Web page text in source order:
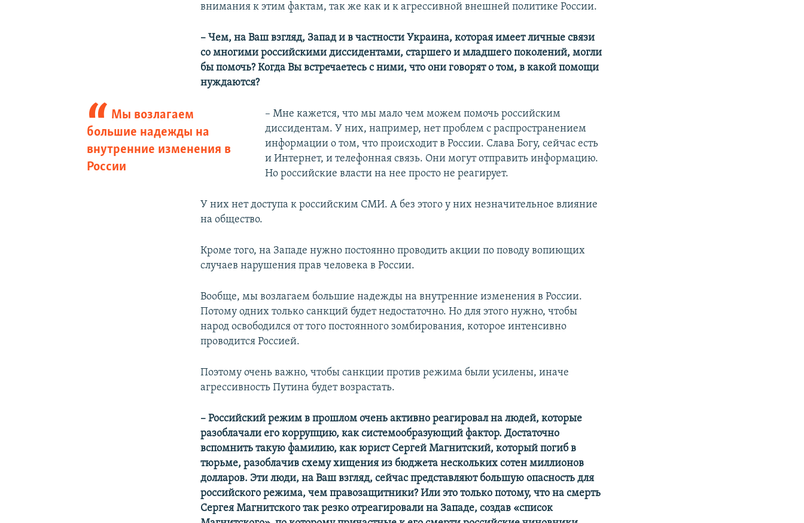
внимания к этим фактам, так же как и к агрессивной внешней политике России.
– Чем, на Ваш взгляд, Запад и в частности Украина, которая имеет личные связи
со многими российскими диссидентами, старшего и младшего поколений, могли
бы помочь? Когда Вы встречаетесь с ними, что они говорят о том, в какой помощи
нуждаются?
Мы возлагаем
большие надежды на
внутренние изменения в
России
– Мне кажется, что мы мало чем можем помочь российским
диссидентам. У них, например, нет проблем с распространением
информации о том, что происходит в России. Слава Богу, сейчас есть
и Интернет, и телефонная связь. Они могут отправить информацию.
Но российские власти на нее просто не реагирует.
У них нет доступа к российским СМИ. А без этого у них незначительное влияние
на общество.
Кроме того, на Западе нужно постоянно проводить акции по поводу вопиющих
случаев нарушения прав человека в России.
Вообще, мы возлагаем большие надежды на внутренние изменения в России.
Потому одних только санкций будет недостаточно. Но для этого нужно, чтобы
народ освободился от того постоянного зомбирования, которое интенсивно
проводится Россией.
Поэтому очень важно, чтобы санкции против режима были усилены, иначе
агрессивность Путина будет возрастать.
– Российский режим в прошлом очень активно реагировал на людей, которые
разоблачали его коррупцию, как системообразующий фактор. Достаточно
вспомнить такую фамилию, как юрист Сергей Магнитский, который погиб в
тюрьме, разоблачив схему хищения из бюджета нескольких сотен миллионов
долларов. Эти люди, на Ваш взгляд, сейчас представляют большую опасность для
российского режима, чем правозащитники? Или это только потому, что на смерть
Сергея Магнитского так резко отреагировали на Западе, создав «список